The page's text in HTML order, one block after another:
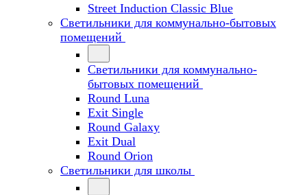
Street Induction Classic Blue
Светильники для коммунально-бытовых
помещений
Светильники для коммунально-
бытовых помещений
Round Luna
Exit Single
Round Galaxy
Exit Dual
Round Orion
Светильники для школы